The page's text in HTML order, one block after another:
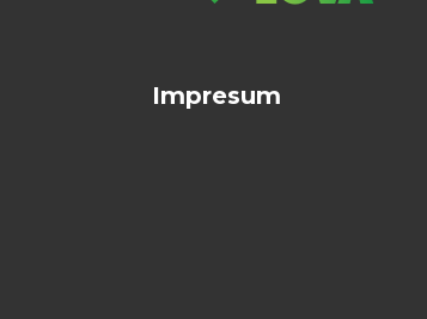
Impresum